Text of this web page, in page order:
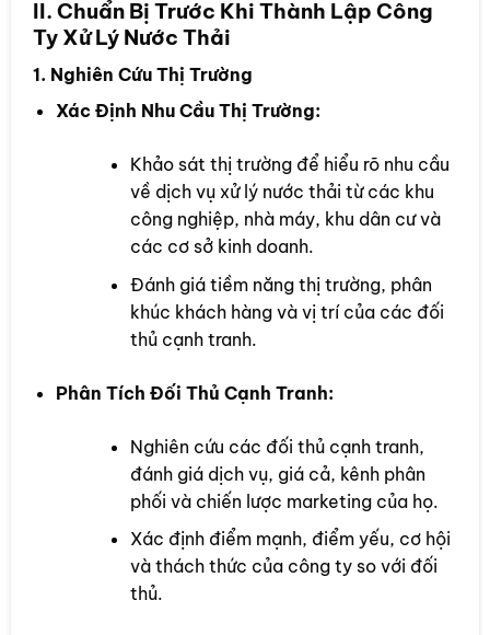
II. Chuẩn Bị Trước Khi Thành Lập Công
Ty Xử Lý Nước Thải
1. Nghiên Cứu Thị Trường
Xác Định Nhu Cầu Thị Trường:
Khảo sát thị trường để hiểu rõ nhu cầu
về dịch vụ xử lý nước thải từ các khu
công nghiệp, nhà máy, khu dân cư và
các cơ sở kinh doanh.
Đánh giá tiềm năng thị trường, phân
khúc khách hàng và vị trí của các đối
thủ cạnh tranh.
Phân Tích Đối Thủ Cạnh Tranh:
Nghiên cứu các đối thủ cạnh tranh,
đánh giá dịch vụ, giá cả, kênh phân
phối và chiến lược marketing của họ.
Xác định điểm mạnh, điểm yếu, cơ hội
và thách thức của công ty so với đối
thủ.